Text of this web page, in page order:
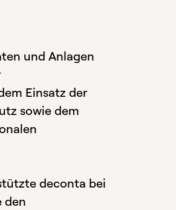
und Anlagen
Einsatz der
sowie dem
deconta bei
den